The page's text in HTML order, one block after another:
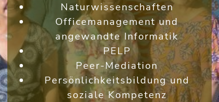
Naturwissenschaften
Officemanagement und
angewandte Informatik
PELP
Peer-Mediation
Persönlichkeitsbildung und
soziale Kompetenz